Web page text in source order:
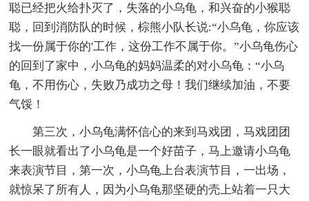
聪已经把火给扑灭了，失落的小乌龟，和兴奋的小猴聪
聪，回到消防队的时候，棕熊小队长说:“小乌龟，你应该
找一份属于你的'工作，这份工作不属于你。”小乌龟伤心
的回到了家中，小乌龟的妈妈温柔的对小乌龟：“小乌
龟，不用伤心，失败乃成功之母！我们继续加油，不要
气馁！
第三次，小乌龟满怀信心的来到马戏团，马戏团团
长一眼就看出了小乌龟是一个好苗子，马上邀请小乌龟
来表演节目，第一次，小乌龟上台表演节目，一出场，
就惊呆了所有人，因为小乌龟那坚硬的壳上站着一只大